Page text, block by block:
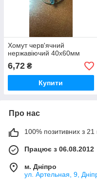
Хомут черв'ячний
нержавіючий 40х60мм
6,72 ₴
Купити
Про нас
100% позитивних з 21
Працює з 06.08.2012
м. Дніпро
ул. Артельная, 9,